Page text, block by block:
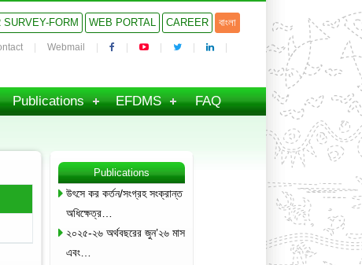
SURVEY-FORM WEB PORTAL CAREER বাংলা
Webmail
Publications EFDMS FAQ
Publications
উৎসে কর কর্তন/সংগ্রহ সংক্রান্ত
অধিক্ষেত্র…
২০২৫-২৬ অর্থবছরের জুন’২৬ মাস
এবং…